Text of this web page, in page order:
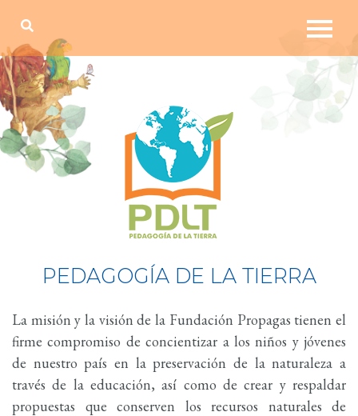
PEDAGOGÍA DE LA TIERRA
La misión y la visión de la Fundación Propagas tienen el
firme compromiso de concientizar a los niños y jóvenes
de nuestro país en la preservación de la naturaleza a
través de la educación, así como de crear y respaldar
propuestas que conserven los recursos naturales de